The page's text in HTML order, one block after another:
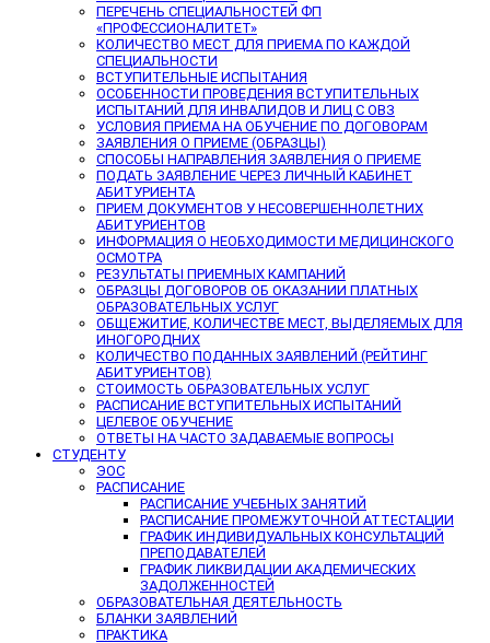
ПЕРЕЧЕНЬ СПЕЦИАЛЬНОСТЕЙ ФП
«ПРОФЕССИОНАЛИТЕТ»
КОЛИЧЕСТВО МЕСТ ДЛЯ ПРИЕМА ПО КАЖДОЙ
СПЕЦИАЛЬНОСТИ
ВСТУПИТЕЛЬНЫЕ ИСПЫТАНИЯ
ОСОБЕННОСТИ ПРОВЕДЕНИЯ ВСТУПИТЕЛЬНЫХ
ИСПЫТАНИЙ ДЛЯ ИНВАЛИДОВ И ЛИЦ С ОВЗ
УСЛОВИЯ ПРИЕМА НА ОБУЧЕНИЕ ПО ДОГОВОРАМ
ЗАЯВЛЕНИЯ О ПРИЕМЕ (ОБРАЗЦЫ)
СПОСОБЫ НАПРАВЛЕНИЯ ЗАЯВЛЕНИЯ О ПРИЕМЕ
ПОДАТЬ ЗАЯВЛЕНИЕ ЧЕРЕЗ ЛИЧНЫЙ КАБИНЕТ
АБИТУРИЕНТА
ПРИЕМ ДОКУМЕНТОВ У НЕСОВЕРШЕННОЛЕТНИХ
АБИТУРИЕНТОВ
ИНФОРМАЦИЯ О НЕОБХОДИМОСТИ МЕДИЦИНСКОГО
ОСМОТРА
РЕЗУЛЬТАТЫ ПРИЕМНЫХ КАМПАНИЙ
ОБРАЗЦЫ ДОГОВОРОВ ОБ ОКАЗАНИИ ПЛАТНЫХ
ОБРАЗОВАТЕЛЬНЫХ УСЛУГ
ОБЩЕЖИТИЕ, КОЛИЧЕСТВЕ МЕСТ, ВЫДЕЛЯЕМЫХ ДЛЯ
ИНОГОРОДНИХ
КОЛИЧЕСТВО ПОДАННЫХ ЗАЯВЛЕНИЙ (РЕЙТИНГ
АБИТУРИЕНТОВ)
СТОИМОСТЬ ОБРАЗОВАТЕЛЬНЫХ УСЛУГ
РАСПИСАНИЕ ВСТУПИТЕЛЬНЫХ ИСПЫТАНИЙ
ЦЕЛЕВОЕ ОБУЧЕНИЕ
ОТВЕТЫ НА ЧАСТО ЗАДАВАЕМЫЕ ВОПРОСЫ
СТУДЕНТУ
ЭОС
РАСПИСАНИЕ
РАСПИСАНИЕ УЧЕБНЫХ ЗАНЯТИЙ
РАСПИСАНИЕ ПРОМЕЖУТОЧНОЙ АТТЕСТАЦИИ
ГРАФИК ИНДИВИДУАЛЬНЫХ КОНСУЛЬТАЦИЙ
ПРЕПОДАВАТЕЛЕЙ
ГРАФИК ЛИКВИДАЦИИ АКАДЕМИЧЕСКИХ
ЗАДОЛЖЕННОСТЕЙ
ОБРАЗОВАТЕЛЬНАЯ ДЕЯТЕЛЬНОСТЬ
БЛАНКИ ЗАЯВЛЕНИЙ
ПРАКТИКА